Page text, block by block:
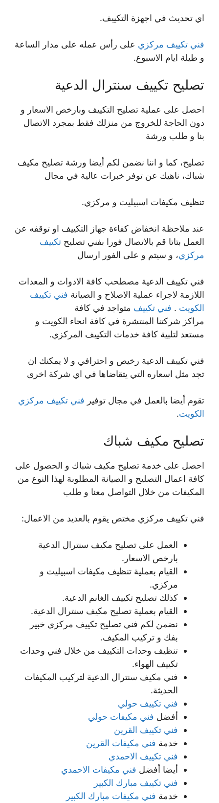
اي تحديث في اجهزة التكييف.
فني تكييف مركزي على رأس عمله على مدار الساعة
و طيلة ايام الاسبوع.
تصليح تكييف سنترال الدعية
احصل على عملية تصليح التكييف وبارخص الاسعار و
دون الحاجة للخروج من منزلك فقط بمجرد الاتصال
بنا و طلب ورشة
تصليح، كما و اننا نضمن لكم أيضا ورشة تصليح مكيف
شباك، ناهيك عن توفر خبرات عالية في مجال
تنظيف مكيفات اسبيليت و مركزي.
عند ملاحظة انخفاض كفاءة جهاز التكييف او توقفه عن
العمل بتاتا قم بالاتصال فورا بفني تصليح تكييف
مركزي، و سيتم و على الفور ارسال
فني تكييف الدعية مصطحب كافة الادوات و المعدات
اللازمة لاجراء عملية الاصلاح و الصيانة فني تكييف
الكويت . فني تكييف متواجد في كافة
مراكز شركتنا المنتشرة في كافة انحاء الكويت و
مستعد لتلبية كافة خدمات التكييف المركزي.
فني تكييف الدعية رخيص و احترافي و لا يمكنك ان
تجد مثل اسعاره التي يتقاضاها في اي شركة اخرى
تقوم أيضا بالعمل في مجال توفير فني تكييف مركزي
الكويت.
تصليح مكيف شباك
احصل على خدمة تصليح مكيف شباك و الحصول على
كافة اعمال التصليح و الصيانة المطلوبة لهذا النوع من
المكيفات من خلال التواصل معنا و طلب
فني تكييف مركزي مختص يقوم بالعديد من الاعمال:
العمل على تصليح مكيف سنترال الدعية
بارخص الاسعار.
القيام بعملية تنظيف مكيفات اسبيليت و
مركزي.
كذلك تصليح تكييف الغانم الدعية.
القيام بعملية تصليح مكيف سنترال الدعية.
نضمن لكم فني تصليح تكييف مركزي خبير
بفك و تركيب المكيف.
تنظيف وحدات التكييف من خلال فني وحدات
تكييف الهواء.
فني مكيف سنترال الدعية لتركيب المكيفات
الحديثة.
فني تكييف حولي
أفضل فني مكيفات حولي
فني تكييف القرين
خدمة فني مكيفات القرين
فني تكييف الاحمدي
أيضا أفضل فني مكيفات الاحمدي
فني تكييف مبارك الكبير
خدمة فني مكيفات مبارك الكبير